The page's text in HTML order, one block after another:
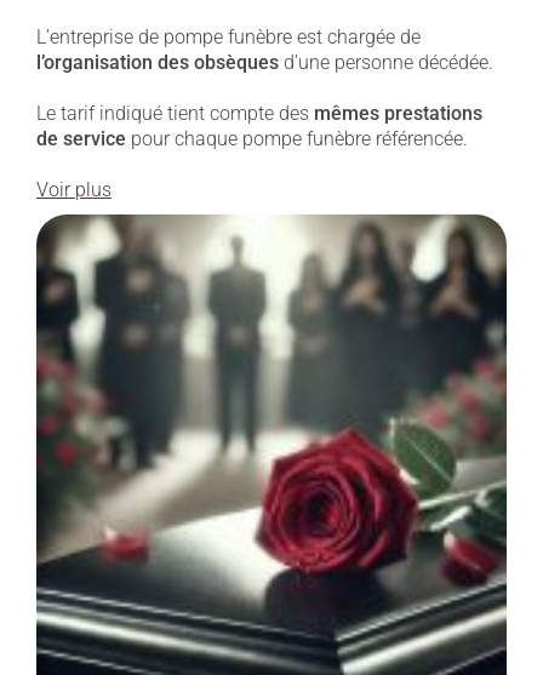
L’entreprise de pompe funèbre est chargée de
l’organisation des obsèques d’une personne décédée.
Le tarif indiqué tient compte des mêmes prestations
de service pour chaque pompe funèbre référencée.
Voir plus